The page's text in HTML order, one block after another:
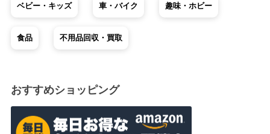
ベビー・キッズ 車・バイク 趣味・ホビー
食品 不用品回収・買取
おすすめショッピング